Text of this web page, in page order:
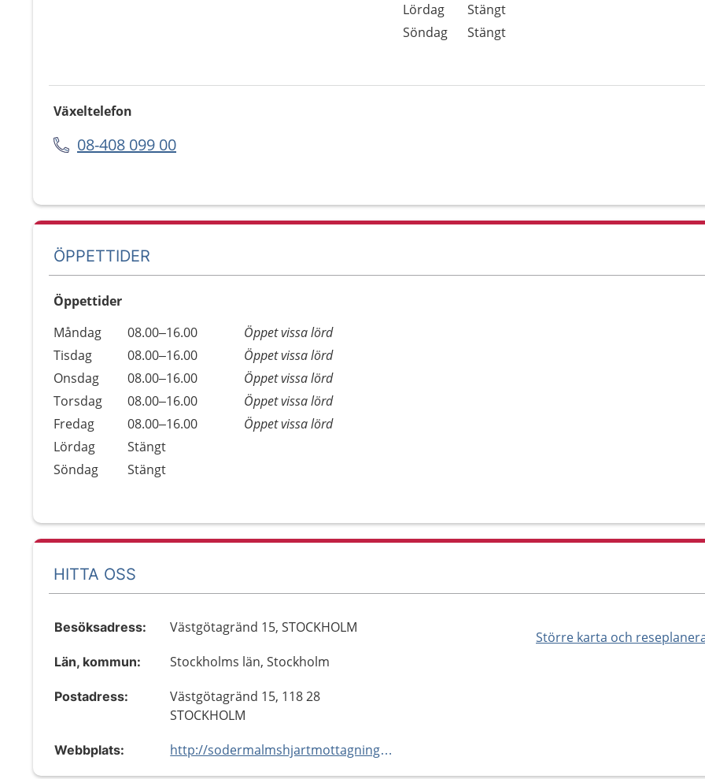
Lördag
Stängt
Söndag
Stängt
Växeltelefon
08-408 099 00
ÖPPETTIDER
Öppettider
Dag
Öppettider
Kommentarer
Måndag 08.00–16.00
Öppet vissa lörd
Tisdag
08.00–16.00
Öppet vissa lörd
Onsdag
08.00–16.00
Öppet vissa lörd
Torsdag
08.00–16.00
Öppet vissa lörd
Fredag
08.00–16.00
Öppet vissa lörd
Lördag
Stängt
Söndag
Stängt
HITTA OSS
Större karta och
Besöksadress: Västgötagränd 15, STOCKHOLM
Län, kommun: Stockholms län, Stockholm
Postadress:
Västgötagränd 15, 118 28
STOCKHOLM
Webbplats: http://sodermalmshjartmottagning.com